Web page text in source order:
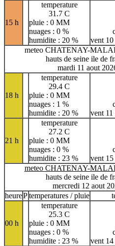
15 h
temperature
31.7 C
pluie : 0 MM
nuages : 0 %
humidite : 20 %
vent
meteo CHATENAY-
hauts de seine ile de
mardi 11 aout
18 h
temperature
29.4 C
pluie : 0 MM
nuages : 1 %
humidite : 20 %
vent
21 h
temperature
27.2 C
pluie : 0 MM
nuages : 0 %
humidite : 23 %
vent
meteo CHATENAY-
hauts de seine ile de
mercredi 12 aout
heurePtemperatures / pluie
00 h
temperature
25.3 C
pluie : 0 MM
nuages : 0 %
humidite : 23 %
vent